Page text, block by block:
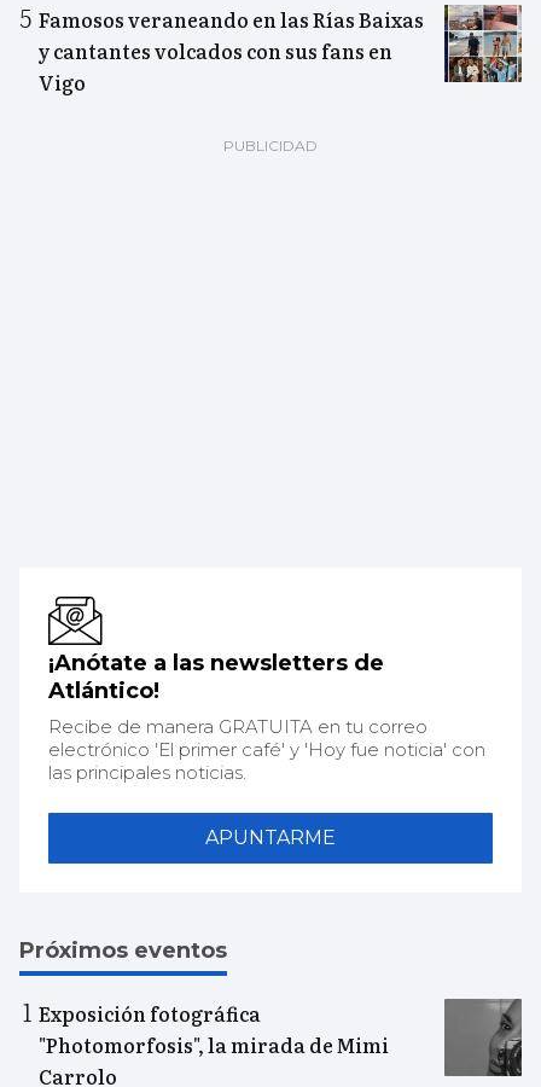
Famosos veraneando en las Rías Baixas
y cantantes volcados con sus fans en
Vigo
¡Anótate a las newsletters de
Atlántico!
Recibe de manera GRATUITA en tu correo
electrónico 'El primer café' y 'Hoy fue noticia' con
las principales noticias.
APUNTARME
Próximos eventos
Exposición fotográfica
"Photomorfosis", la mirada de Mimi
Carrolo